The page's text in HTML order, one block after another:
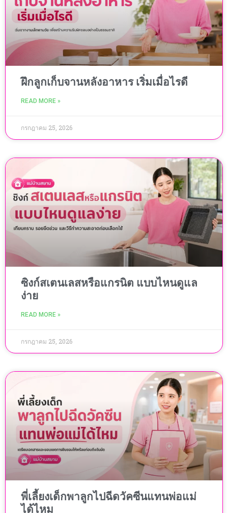
ฝึกลูกเก็บจานหลังอาหาร เริ่มเมื่อไรดี
READ MORE »
กรกฎาคม 25, 2026
ซิงก์สเตนเลสหรือแกรนิต แบบไหนดูแล
ง่าย
READ MORE »
กรกฎาคม 25, 2026
พี่เลี้ยงเด็กพาลูกไปฉีดวัคซีนแทนพ่อแม่
ได้ไหม